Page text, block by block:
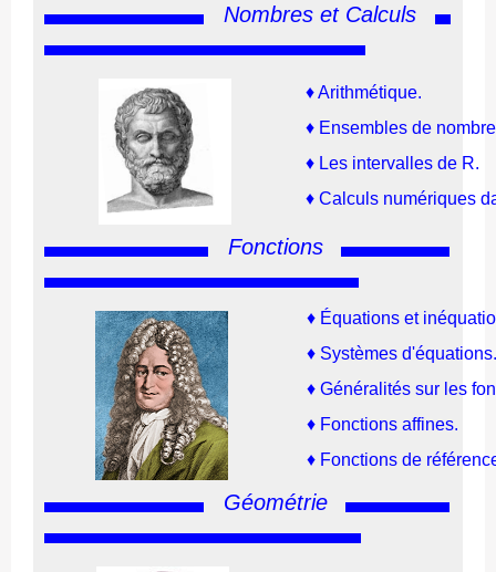
Nombres et Calculs
♦Arithmétique.
♦ Ensembles de
♦ Les intervalles de R.
♦ Calculs numériques
Fonctions
♦ Équations et
♦ Systèmes d'équations.
♦ Généralités sur les
♦ Fonctions affines.
♦ Fonctions de
Géométrie